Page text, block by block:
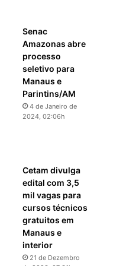
Senac
Amazonas abre
processo
seletivo para
Manaus e
Parintins/AM
4 de Janeiro de
2024, 02:06h
Cetam divulga
edital com 3,5
mil vagas para
cursos técnicos
gratuitos em
Manaus e
interior
21 de Dezembro